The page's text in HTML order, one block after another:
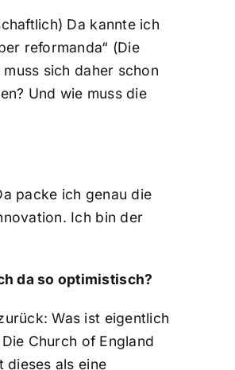
Da kannte ich
reformanda“ (Die
sich daher schon
Und wie muss die
packe ich genau die
Ich bin der
da so optimistisch?
Was ist eigentlich
Church of England
dieses als eine